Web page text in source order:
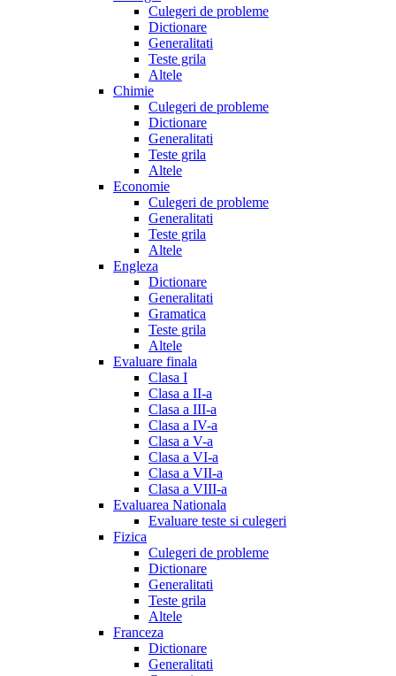
Culegeri de probleme
Dictionare
Generalitati
Teste grila
Altele
Chimie
Culegeri de probleme
Dictionare
Generalitati
Teste grila
Altele
Economie
Culegeri de probleme
Generalitati
Teste grila
Altele
Engleza
Dictionare
Generalitati
Gramatica
Teste grila
Altele
Evaluare finala
Clasa I
Clasa a II-a
Clasa a III-a
Clasa a IV-a
Clasa a V-a
Clasa a VI-a
Clasa a VII-a
Clasa a VIII-a
Evaluarea Nationala
Evaluare teste si culegeri
Fizica
Culegeri de probleme
Dictionare
Generalitati
Teste grila
Altele
Franceza
Dictionare
Generalitati